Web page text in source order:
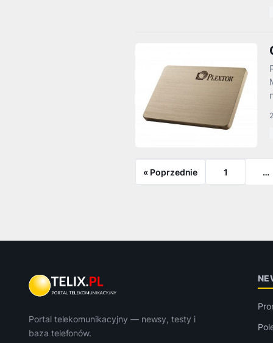
« Poprzednie 1 …
Portal telekomunikacyjny — newsy, testy i
baza telefonów.